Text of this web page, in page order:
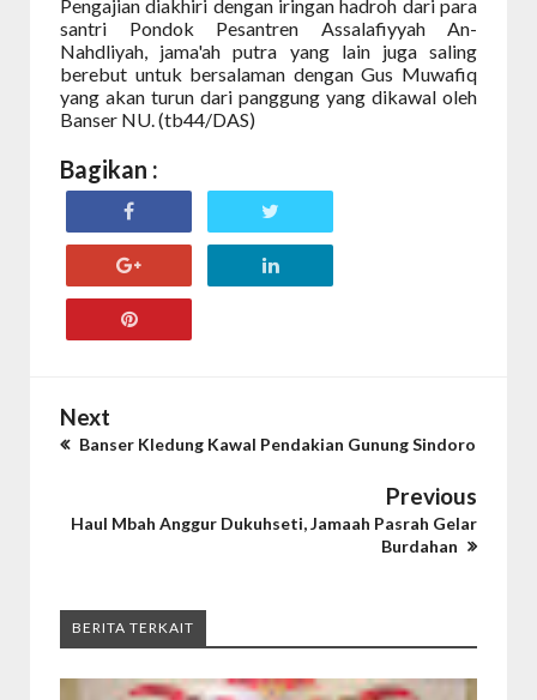
Pengajian diakhiri dengan iringan hadroh dari para
santri Pondok Pesantren Assalafiyyah An-
Nahdliyah, jama'ah putra yang lain juga saling
berebut untuk bersalaman dengan Gus Muwafiq
yang akan turun dari panggung yang dikawal oleh
Banser NU. (tb44/DAS)
Bagikan :
Next
Banser Kledung Kawal Pendakian Gunung Sindoro
Previous
Haul Mbah Anggur Dukuhseti, Jamaah Pasrah Gelar
Burdahan
BERITA TERKAIT